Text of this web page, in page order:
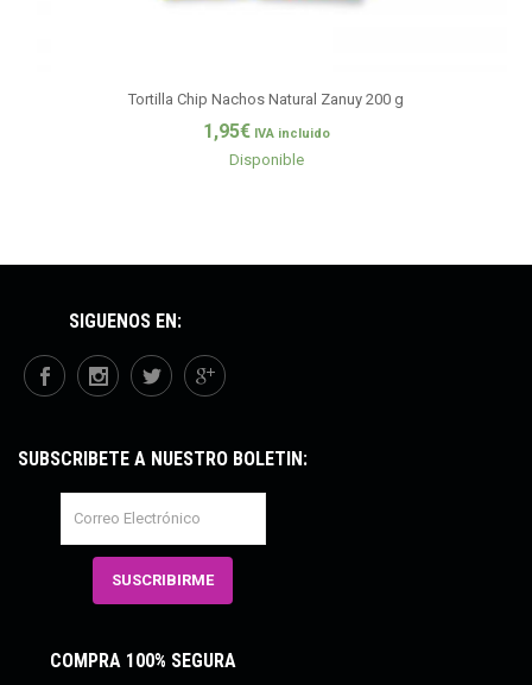
Tortilla Chip Nachos Natural Zanuy 200 g
1,95€ IVA incluido
Disponible
SÍGUENOS EN:
SUBSCRÍBETE A NUESTRO BOLETÍN:
COMPRA 100% SEGURA